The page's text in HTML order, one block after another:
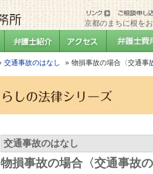
京都のまちに根を
交通事故のはなし 物損事故の場合〈交通事
交通事故のはなし
物損事故の場合〈交通事故